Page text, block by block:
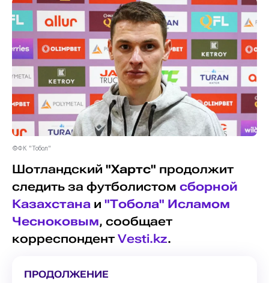
©ФК "Тобол"
Шотландский "Хартс" продолжит
следить за футболистом сборной
Казахстанаи "Тобола" Исламом
Чесноковым, сообщает
корреспондент Vesti.kz.
ПРОДОЛЖЕНИЕ